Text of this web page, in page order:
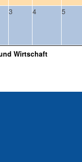
3 4 5
Wirtschaft